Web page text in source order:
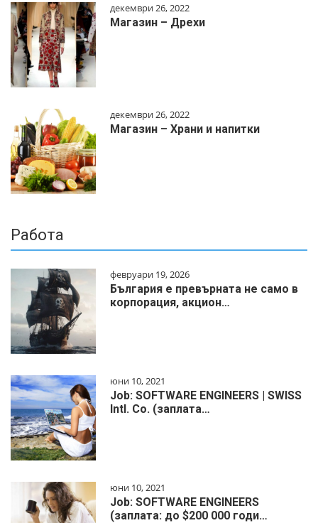
декември 26, 2022
Магазин – Дрехи
декември 26, 2022
Магазин – Храни и напитки
Работа
февруари 19, 2026
България е превърната не само в
корпорация, акцион…
юни 10, 2021
Job: SOFTWARE ENGINEERS | SWISS
Intl. Co. (заплата…
юни 10, 2021
Job: SOFTWARE ENGINEERS
(заплата: до $200 000 годи…